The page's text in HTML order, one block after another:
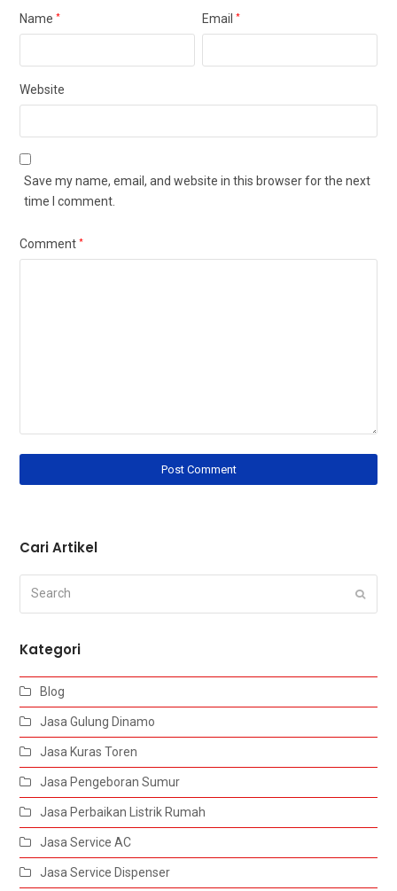
Name* Email*
Website
Save my name, email, and website in this browser for the next
time I comment.
Comment*
Cari Artikel
Kategori
Blog
Jasa Gulung Dinamo
Jasa Kuras Toren
Jasa Pengeboran Sumur
Jasa Perbaikan Listrik Rumah
Jasa Service AC
Jasa Service Dispenser